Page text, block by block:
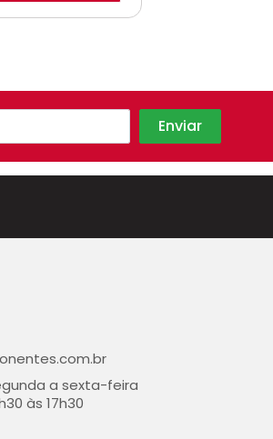
a sexta-feira
às 17h30